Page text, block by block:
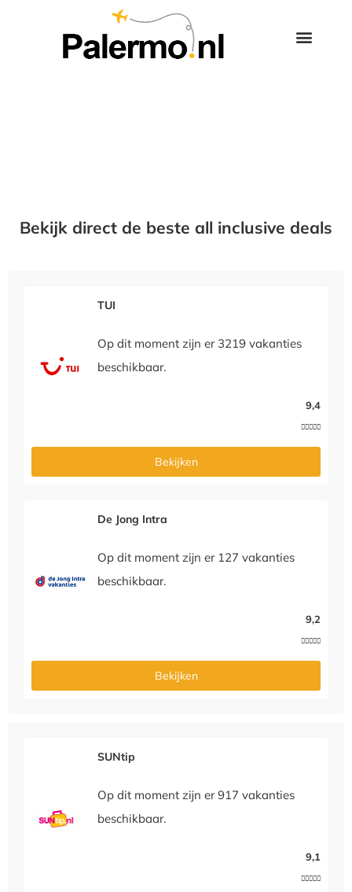
Bekijk direct de beste all inclusive deals
TUI
Op dit moment zijn er 3219 vakanties
beschikbaar.
9,4

Bekijken
De Jong Intra
Op dit moment zijn er 127 vakanties
beschikbaar.
9,2

Bekijken
SUNtip
Op dit moment zijn er 917 vakanties
beschikbaar.
9,1
